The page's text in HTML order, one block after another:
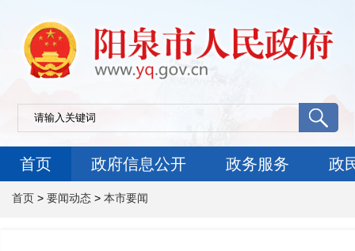
首页 政府信息公开 政务服务 政
首页 > 要闻动态 > 本市要闻